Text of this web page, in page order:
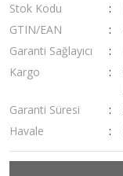
Stok Kodu
GTIN/EAN
Garanti Sağlayıcı
Kargo
Garanti Süresi
Havale